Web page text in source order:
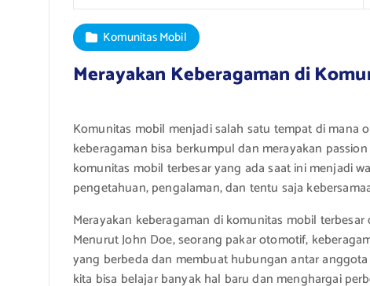
Komunitas Mobil
Merayakan Keberagaman di
Komunitas mobil menjadi salah satu tempat di mana
keberagaman bisa berkumpul dan merayakan
komunitas mobil terbesar yang ada saat ini menjadi
pengetahuan, pengalaman, dan tentu saja
Merayakan keberagaman di komunitas mobil
Menurut John Doe, seorang pakar otomotif,
yang berbeda dan membuat hubungan antar
kita bisa belajar banyak hal baru dan menghargai